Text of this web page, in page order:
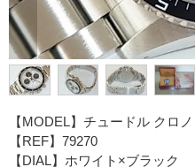
【MODEL】チュードル クロ
【REF】79270
【DIAL】ホワイト×ブラック